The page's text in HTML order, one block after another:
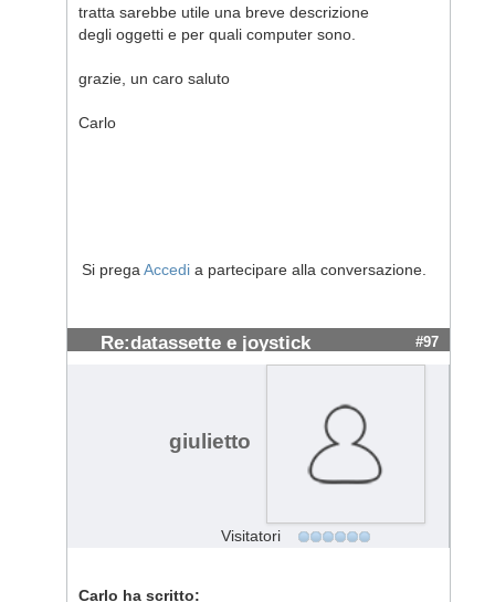
tratta sarebbe utile una breve descrizione
degli oggetti e per quali computer sono.
grazie, un caro saluto
Carlo
Si prega Accedi a partecipare alla conversazione.
Re:datassette e joystick #97
giulietto
Visitatori
Carlo ha scritto: